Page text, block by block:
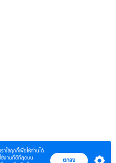
7 ภูตถังซาน 2
(พากย์ไทย) 8 พบเ
เราใช้คุกกี้เพื่อให้ท่านได้
ช้งานที่ดีที่สุดบน
ตกลง